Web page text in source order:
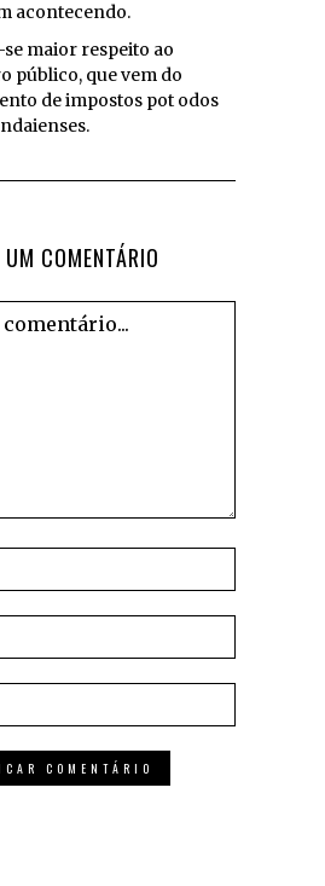
acontecendo.
maior respeito ao
público, que vem do
de impostos pot odos
UM COMENTÁRIO